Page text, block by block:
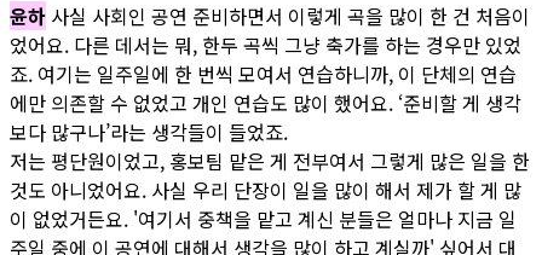
윤하 사실 사회인 공연 준비하면서 이렇게 곡을 많이 한 건 처음이
었어요. 다른 데서는 뭐, 한두 곡씩 그냥 축가를 하는 경우만 있었
죠. 여기는 일주일에 한 번씩 모여서 연습하니까, 이 단체의 연습
에만 의존할 수 없었고 개인 연습도 많이 했어요. ‘준비할 게 생각
보다 많구나’라는 생각들이 들었죠.
저는 평단원이었고, 홍보팀 맡은 게 전부여서 그렇게 많은 일을 한
것도 아니었어요. 사실 우리 단장이 일을 많이 해서 제가 할 게 많
이 없었거든요. '여기서 중책을 맡고 계신 분들은 얼마나 지금 일
주일 중에 이 공연에 대해서 생각을 많이 하고 계실까' 싶어서 대